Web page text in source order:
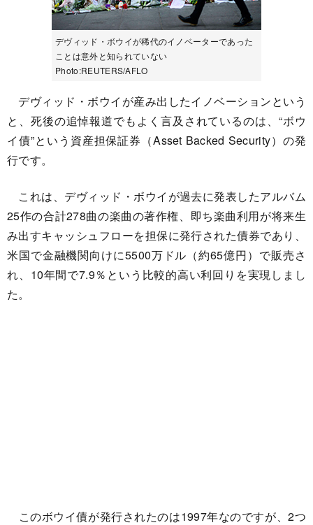
デヴィッド・ボウイが稀代のイノベーターであった
ことは意外と知られていない
Photo:REUTERS/AFLO
デヴィッド・ボウイが産み出したイノベーションという
と、死後の追悼報道でもよく言及されているのは、“ボウ
イ債”という資産担保証券（Asset Backed Security）の発
行です。
これは、デヴィッド・ボウイが過去に発表したアルバム
25作の合計278曲の楽曲の著作権、即ち楽曲利用が将来生
み出すキャッシュフローを担保に発行された債券であり、
米国で金融機関向けに5500万ドル（約65億円）で販売さ
れ、10年間で7.9％という比較的高い利回りを実現しまし
た。
このボウイ債が発行されたのは1997年なのですが、2つ